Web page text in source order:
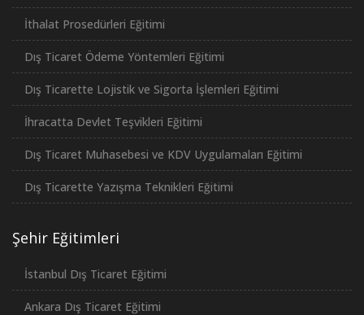
İthalat Prosedürleri Eğitimi
Dış Ticaret Ödeme Yöntemleri Eğitimi
Dış Ticarette Lojistik ve Sigorta İşlemleri Eğitimi
İhracatta Devlet Teşvikleri Eğitimi
Dış Ticaret Muhasebesi ve KDV Uygulamaları Eğitimi
Dış Ticarette Yazışma Teknikleri Eğitimi
Şehir Eğitimleri
İstanbul Dış Ticaret Eğitimi
Ankara Dış Ticaret Eğitimi